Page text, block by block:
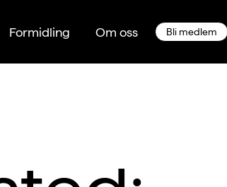
Formidling Om oss Bli medlem